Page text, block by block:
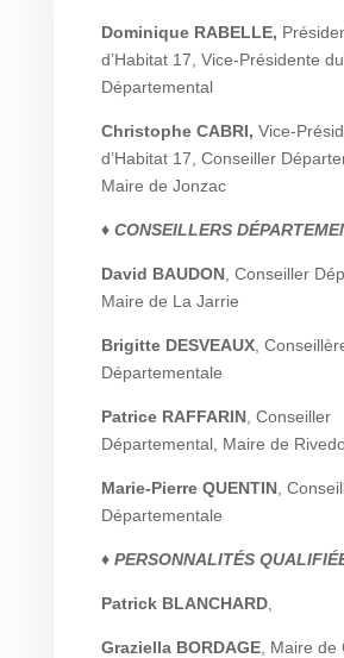
Dominique RABELLE,
d’Habitat 17, Vice-Présidente
Départemental
Christophe CABRI, Vice-
d’Habitat 17, Conseiller
Maire de Jonzac
♦ CONSEILLERS
David BAUDON, Conseiller
Maire de La Jarrie
Brigitte DESVEAUX,
Départementale
Patrice RAFFARIN, Conseiller
Départemental, Maire de
Marie-Pierre QUENTIN,
Départementale
♦ PERSONNALITÉS
Patrick BLANCHARD,
Graziella BORDAGE, Maire de